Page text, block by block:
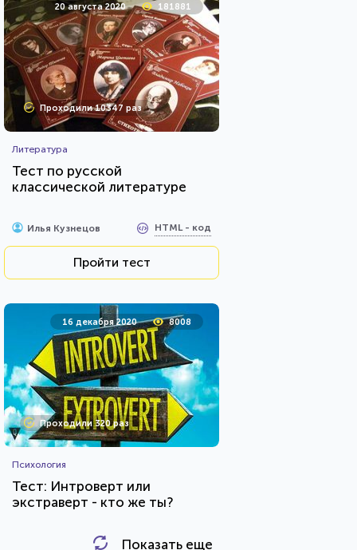
20 августа 2020 181881
Проходили 10347 раз
Литература
Тест по русской
классической литературе
Илья Кузнецов HTML - код
Пройти тест
16 декабря 2020 8008
Проходили 320 раз
Психология
Тест: Интроверт или
экстраверт - кто же ты?
HTML - код
Показать еще